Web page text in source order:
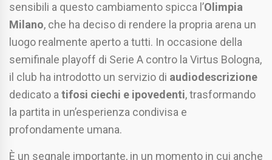
sensibili a questo cambiamento spicca l’Olimpia
Milano, che ha deciso di rendere la propria arena un
luogo realmente aperto a tutti. In occasione della
semifinale playoff di Serie A contro la Virtus Bologna,
il club ha introdotto un servizio di audiodescrizione
dedicato atifosi ciechi e ipovedenti, trasformando
la partita in un’esperienza condivisa e
profondamente umana.
È un segnale importante, in un momento in cui anche